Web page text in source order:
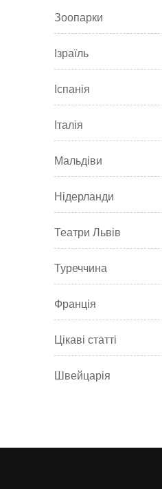
Зоопарки
Ізраїль
Іспанія
Італія
Мальдіви
Нідерланди
Театри Львів
Туреччина
Франція
Цікаві статті
Швейцарія